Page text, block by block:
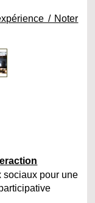
/ Noter
sociaux pour une